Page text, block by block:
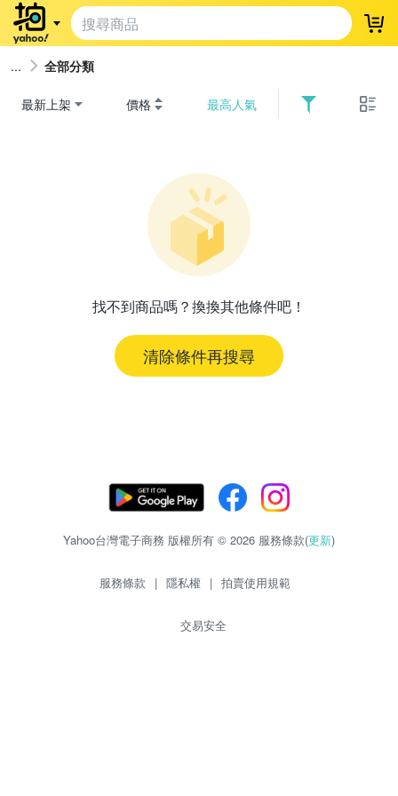
登
全部分類
最新上架 價格 最高人氣
找不到商品嗎？換換其他條件吧！
清除條件再搜尋
Yahoo台灣電子商務 版權所有 © 2026 服務條款(更新)
服務條款 | 隱私權 | 拍賣使用規範
交易安全